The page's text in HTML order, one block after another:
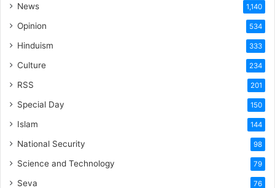
News 1,140
Opinion 534
Hinduism 333
Culture 234
RSS 201
Special Day 150
Islam 144
National Security 98
Science and Technology 79
Seva 76